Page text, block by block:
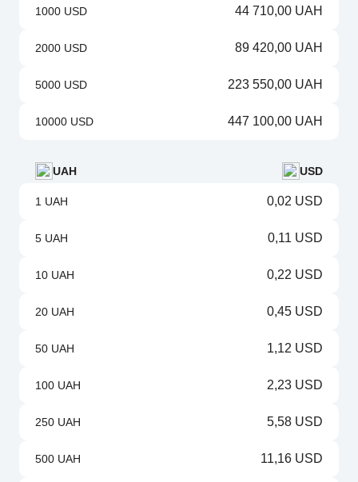
1000 USD 44 710,00 UAH
2000 USD 89 420,00 UAH
5000 USD 223 550,00 UAH
10000 USD 447 100,00 UAH
UAH USD
1 UAH 0,02 USD
5 UAH 0,11 USD
10 UAH 0,22 USD
20 UAH 0,45 USD
50 UAH 1,12 USD
100 UAH 2,23 USD
250 UAH 5,58 USD
500 UAH 11,16 USD